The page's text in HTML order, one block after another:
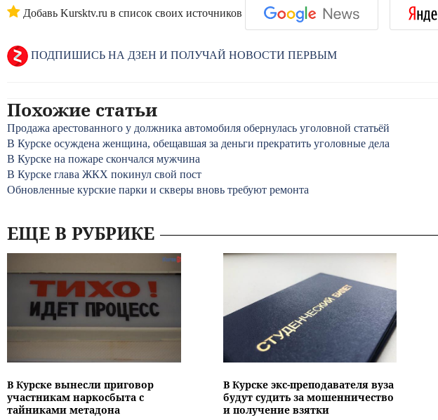
Добавь Kursktv.ru в список своих источников
ПОДПИШИСЬ НА ДЗЕН И ПОЛУЧАЙ НОВОСТИ ПЕРВЫМ
Похожие статьи
Продажа арестованного у должника автомобиля обернулась уголовной статьёй
В Курске осуждена женщина, обещавшая за деньги прекратить уголовные дела
В Курске на пожаре скончался мужчина
В Курске глава ЖКХ покинул свой пост
Обновленные курские парки и скверы вновь требуют ремонта
ЕЩЕ В РУБРИКЕ
В Курске вынесли приговор
участникам наркосбыта с
тайниками метадона
В Курске экс-преподавателя вуза
будут судить за мошенничество
и получение взятки